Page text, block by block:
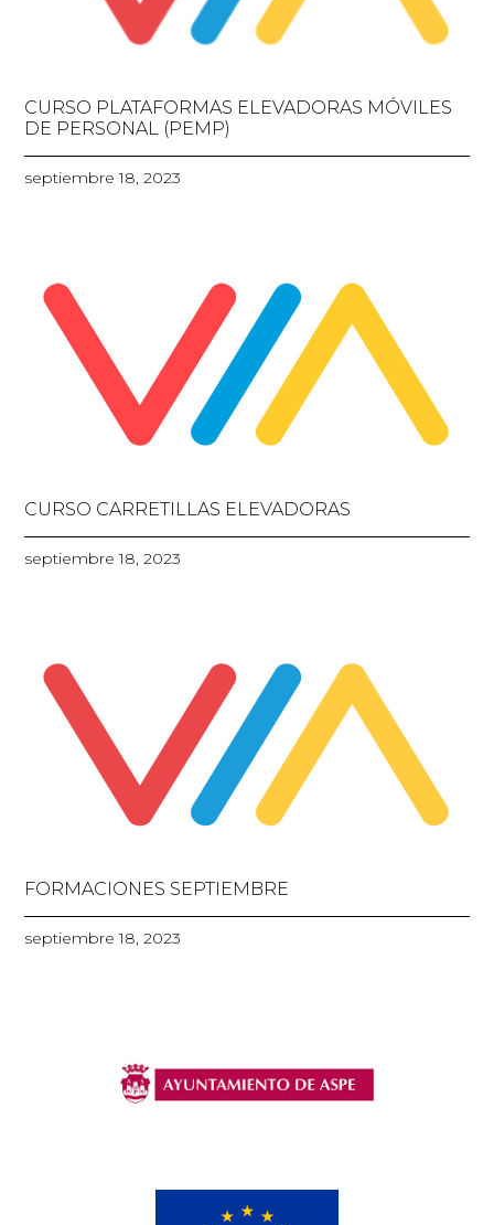
CURSO PLATAFORMAS ELEVADORAS MÓVILES
DE PERSONAL (PEMP)
septiembre 18, 2023
CURSO CARRETILLAS ELEVADORAS
septiembre 18, 2023
FORMACIONES SEPTIEMBRE
septiembre 18, 2023